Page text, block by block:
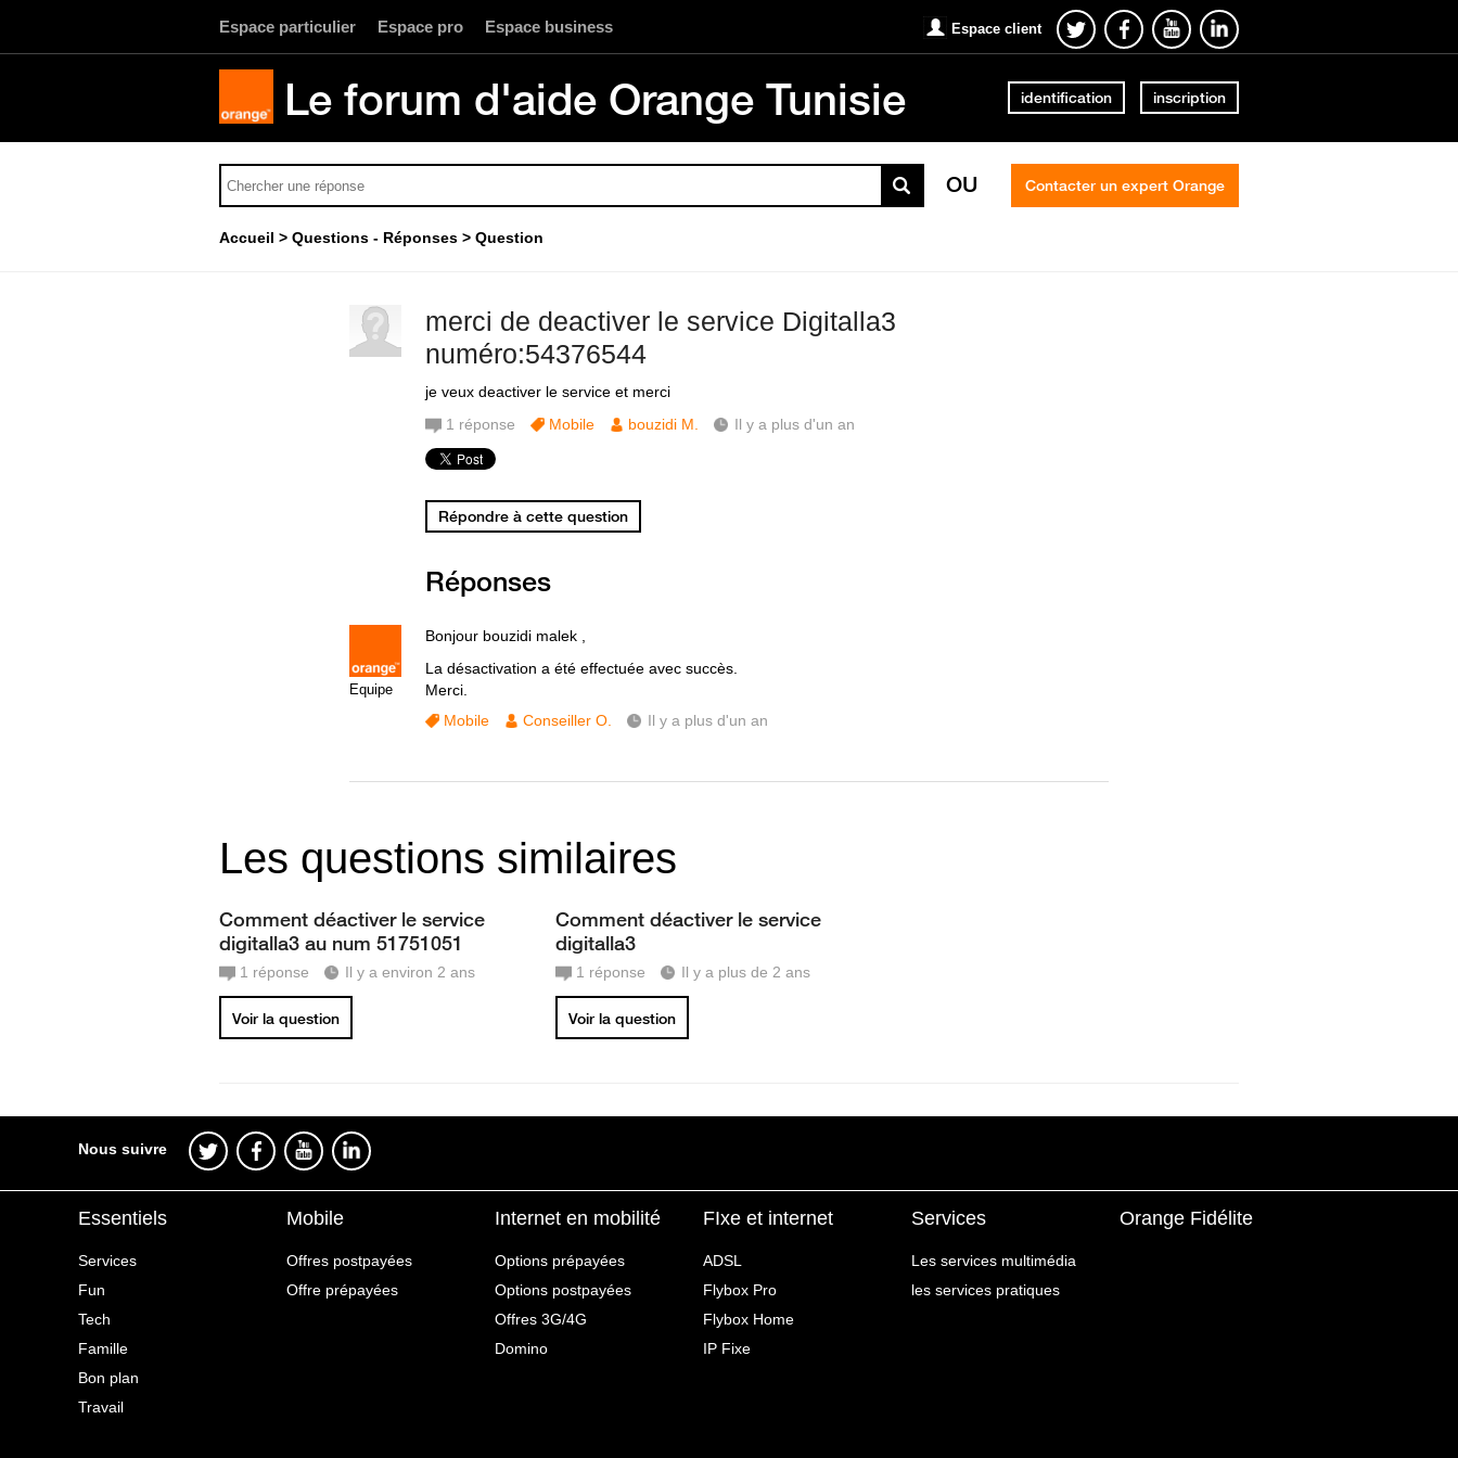
Espace particulier Espace pro Espace business Espace client
Le forum d'aide Orange Tunisie identification inscription
OU Contacter un expert Orange
Accueil Questions - Réponses Question
merci de deactiver le service Digitalla3
numéro:54376544
je veux deactiver le service et merci
1 réponse Mobile bouzidi M. Il y a plus d'un an
Répondre à cette question
Réponses
Equipe
Bonjour bouzidi malek ,
La désactivation a été effectuée avec succès.
Merci.
Mobile
Conseiller O. Il y a plus d'un an
Les questions similaires
Comment déactiver le service
digitalla3 au num 51751051
1 réponse Il y a environ 2 ans
Voir la question
Comment déactiver le service
digitalla3
1 réponse Il y a plus de 2 ans
Voir la question
Nous suivre
Essentiels
Services
Fun
Tech
Famille
Bon plan
Travail
Mobile
Offres postpayées
Offre prépayées
Internet en mobilité
Options prépayées
Options postpayées
Offres 3G/4G
Domino
FIxe et internet
ADSL
Flybox Pro
Flybox Home
IP Fixe
Services
Les services multimédia
les services pratiques
Orange Fidélite